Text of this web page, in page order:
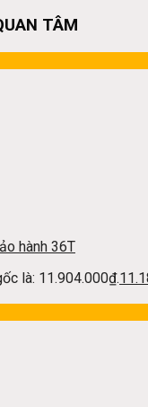
TÂM
hành 36T
là: 11.904.000₫.